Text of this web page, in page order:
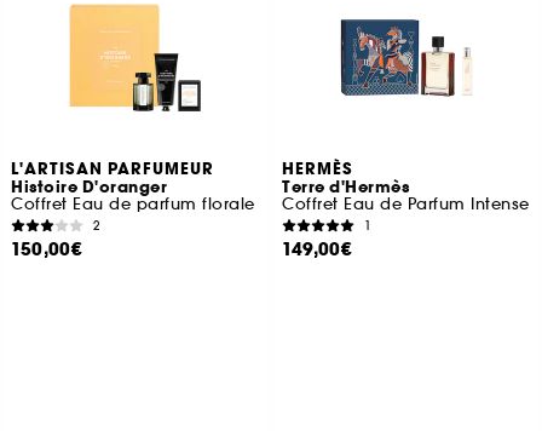
L'ARTISAN PARFUMEUR
Histoire D'oranger
Coffret Eau de parfum florale
2
150,00€
HERMÈS
Terre d'Hermès
Coffret Eau de Parfum Intense
1
149,00€